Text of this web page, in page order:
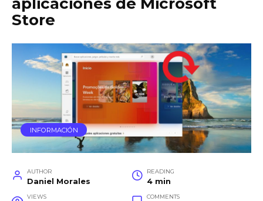
Store
INFORMACIÓN
AUTHOR
Daniel Morales
READING
4 min
VIEWS COMMENTS